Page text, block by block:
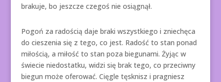
brakuje, bo jeszcze czegoś nie osiągnął.
Pogoń za radością daje braki wszystkiego i zniechęca
do cieszenia się z tego, co jest. Radość to stan ponad
miłością, a miłość to stan poza biegunami. Żyjąc w
świecie niedostatku, widzi się brak tego, co przeciwny
biegun może oferować. Cięgle tęsknisz i pragniesz